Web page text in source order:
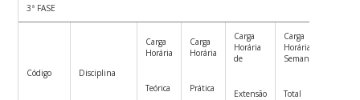
3ª FASE
Código Disciplina
Carga
Horária
Teórica
Carga
Horária
Prática
Carga
Horária
de
Extensão
Carga
Horária
Semanal
Total